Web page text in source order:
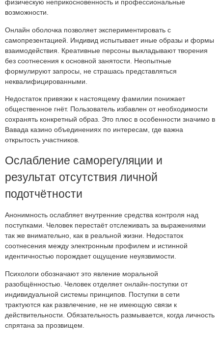
физическую неприкосновенность и профессиональные
возможности.
Онлайн оболочка позволяет экспериментировать с
самопрезентацией. Индивид испытывает иные образы и формы
взаимодействия. Креативные персоны выкладывают творения
без соотнесения к основной занятости. Неопытные
формулируют запросы, не страшась представляться
неквалифицированными.
Недостаток привязки к настоящему фамилии понижает
общественное гнёт. Пользователь избавлен от необходимости
сохранять конкретный образ. Это плюс в особенности значимо в
Вавада казино объединениях по интересам, где важна
открытость участников.
Ослабление саморегуляции и
результат отсутствия личной
подотчётности
Анонимность ослабляет внутренние средства контроля над
поступками. Человек перестаёт отслеживать за выражениями
так же внимательно, как в реальной жизни. Недостаток
соотнесения между электронным профилем и истинной
идентичностью порождает ощущение неуязвимости.
Психологи обозначают это явление моральной
разобщённостью. Человек отделяет онлайн-поступки от
индивидуальной системы принципов. Поступки в сети
трактуются как развлечение, не не имеющую связи к
действительности. Обязательность размывается, когда личность
спрятана за прозвищем.